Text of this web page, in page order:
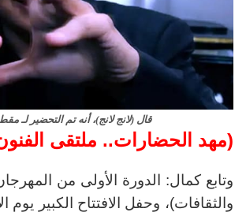
قال (لانج لانج)، أنه تم التحضير لـ
(مهد الحضارات.. ملتقى
وتابع كمال: الدورة الأولى من